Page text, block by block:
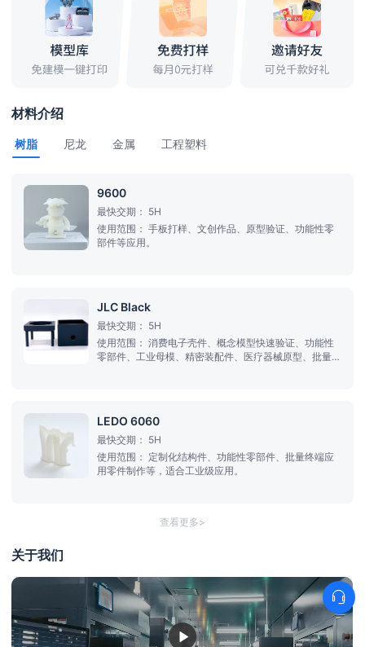
材料介绍
树脂 尼龙 金属 工程塑料
9600
最快交期： 5H
使用范围： 手板打样、文创作品、原型验证、功能性零
部件等应用。
JLC Black
最快交期： 5H
使用范围： 消费电子壳件、概念模型快速验证、功能性
零部件、工业母模、精密装配件、医疗器械原型、批量终
LEDO 6060
最快交期： 5H
使用范围： 定制化结构件、功能性零部件、批量终端应
用零件制作等，适合工业级应用。
查看更多>
关于我们